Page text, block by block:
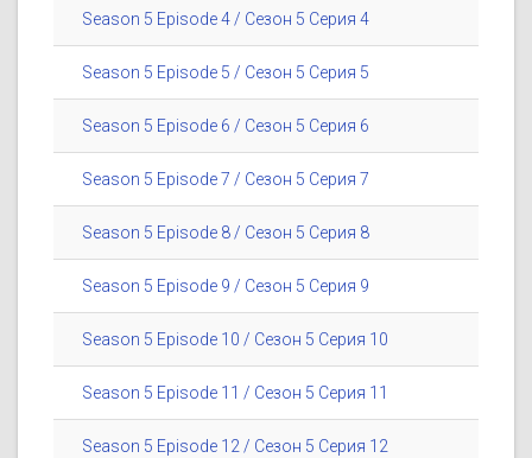
Season 5 Episode 4 / Сезон 5 Серия 4
Season 5 Episode 5 / Сезон 5 Серия 5
Season 5 Episode 6 / Сезон 5 Серия 6
Season 5 Episode 7 / Сезон 5 Серия 7
Season 5 Episode 8 / Сезон 5 Серия 8
Season 5 Episode 9 / Сезон 5 Серия 9
Season 5 Episode 10 / Сезон 5 Серия 10
Season 5 Episode 11 / Сезон 5 Серия 11
Season 5 Episode 12 / Сезон 5 Серия 12